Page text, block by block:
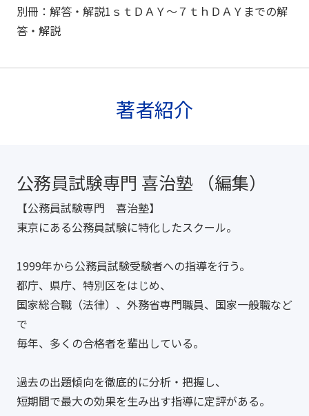
別冊：解答・解説1ｓｔＤＡＹ～７ｔｈＤＡＹまでの解
答・解説
著者紹介
公務員試験専門 喜治塾 （編集）
【公務員試験専門 喜治塾】
東京にある公務員試験に特化したスクール。
1999年から公務員試験受験者への指導を行う。
都庁、県庁、特別区をはじめ、
国家総合職（法律）、外務省専門職員、国家一般職など
で
毎年、多くの合格者を輩出している。
過去の出題傾向を徹底的に分析・把握し、
短期間で最大の効果を生み出す指導に定評がある。